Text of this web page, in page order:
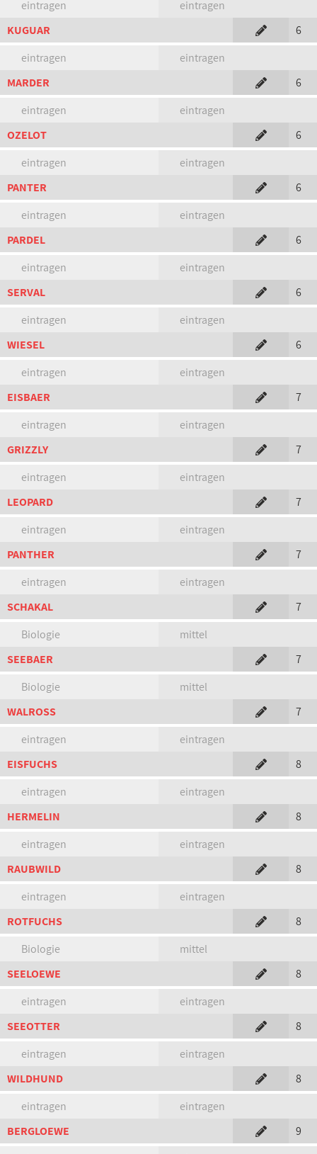
eintragen
eintragen
KUGUAR
6
eintragen
eintragen
MARDER
6
eintragen
eintragen
OZELOT
6
eintragen
eintragen
PANTER
6
eintragen
eintragen
PARDEL
6
eintragen
eintragen
SERVAL
6
eintragen
eintragen
WIESEL
6
eintragen
eintragen
EISBAER
7
eintragen
eintragen
GRIZZLY
7
eintragen
eintragen
LEOPARD
7
eintragen
eintragen
PANTHER
7
eintragen
eintragen
SCHAKAL
7
Biologie
mittel
SEEBAER
7
Biologie
mittel
WALROSS
7
eintragen
eintragen
EISFUCHS
8
eintragen
eintragen
HERMELIN
8
eintragen
eintragen
RAUBWILD
8
eintragen
eintragen
ROTFUCHS
8
Biologie
mittel
SEELOEWE
8
eintragen
eintragen
SEEOTTER
8
eintragen
eintragen
WILDHUND
8
eintragen
eintragen
BERGLOEWE
9